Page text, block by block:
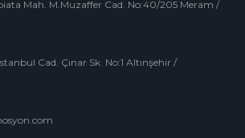
Mah. M.Muzaffer Cad. No:40/205 Meram /
Cad. Çınar Sk. No:1 Altınşehir /